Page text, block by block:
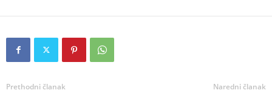
Prethodni članak Naredni članak